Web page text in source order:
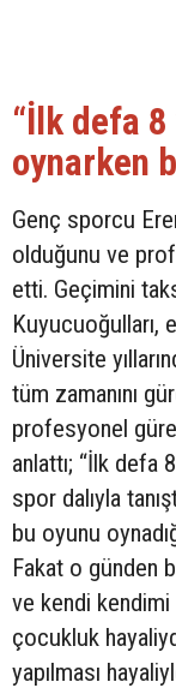
“İlk defa 8
oynarken
Genç sporcu
olduğunu ve
etti. Geçimini
Kuyucuoğulları,
Üniversite
tüm zamanını
profesyonel
anlattı; “İlk defa
spor dalıyla
bu oyunu
Fakat o günden
ve kendi
çocukluk
yapılması